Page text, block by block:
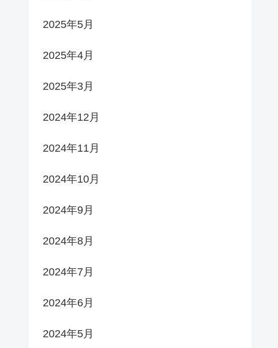
2025年5月
2025年4月
2025年3月
2024年12月
2024年11月
2024年10月
2024年9月
2024年8月
2024年7月
2024年6月
2024年5月